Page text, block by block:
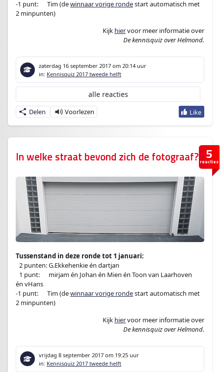
-1 punt:
Tim (dewinnaar vorige rondestart automatisch met
2 minpunten)
Kijk hiervoor meer informatie over
De kennisquiz over Helmond.
zaterdag 16 september 2017 om 20:14 uur
in: Kennisquiz 2017 tweede helft
Delen
alle reacties
5
reacties
In welke straat bevond zich de fotograaf?
Tussenstand in deze ronde tot 1 januari:
2 punten: G.Ekkehenkie én dartjan
1 punt:
mirjam én Johan én Mien én Toon van Laarhoven
én vHans
-1 punt:
Tim (dewinnaar vorige rondestart automatisch met
2 minpunten)
Kijk hiervoor meer informatie over
De kennisquiz over Helmond.
vrijdag 8 september 2017 om 19:25 uur
in: Kennisquiz 2017 tweede helft